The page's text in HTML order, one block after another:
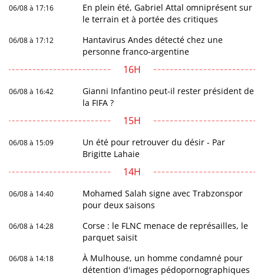
06/08 à 17:16
En plein été, Gabriel Attal omniprésent sur
le terrain et à portée des critiques
06/08 à 17:12
Hantavirus Andes détecté chez une
personne franco-argentine
16H
06/08 à 16:42
Gianni Infantino peut-il rester président de
la FIFA ?
15H
06/08 à 15:09
Un été pour retrouver du désir - Par
Brigitte Lahaie
14H
06/08 à 14:40
Mohamed Salah signe avec Trabzonspor
pour deux saisons
06/08 à 14:28
Corse : le FLNC menace de représailles, le
parquet saisit
06/08 à 14:18
À Mulhouse, un homme condamné pour
détention d'images pédopornographiques